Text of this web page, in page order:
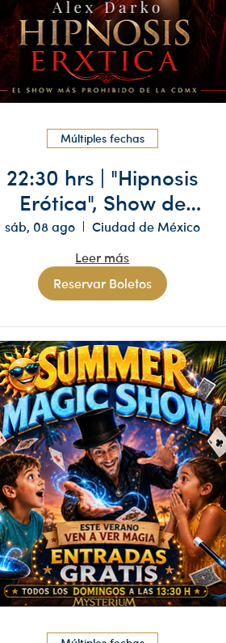
Múltiples fechas
22:30 hrs | "Hipnosis
Erótica", Show de
Hipnosis | +18 años
sáb, 08 ago
Ciudad de México
Leer más
Reservar Boletos